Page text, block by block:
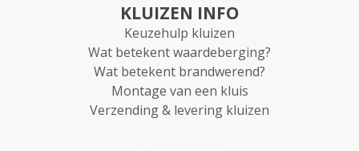
KLUIZEN INFO
Keuzehulp kluizen
Wat betekent waardeberging?
Wat betekent brandwerend?
Montage van een kluis
Verzending & levering kluizen